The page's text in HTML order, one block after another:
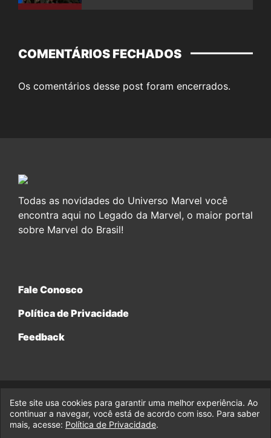
COMENTÁRIOS FECHADOS
Os comentários desse post foram encerrados.
Todas as novidades do Universo Marvel você
encontra aqui no Legado da Marvel, o maior portal
sobre Marvel do Brasil!
Fale Conosco
Política de Privacidade
Feedback
© 2017-2026 Legado da Marvel, uma empresa da Legado
Enterprises.
Este site usa cookies para garantir uma melhor experiência. Ao
continuar a navegar, você está de acordo com isso. Para saber
mais, acesse: Política de Privacidade.